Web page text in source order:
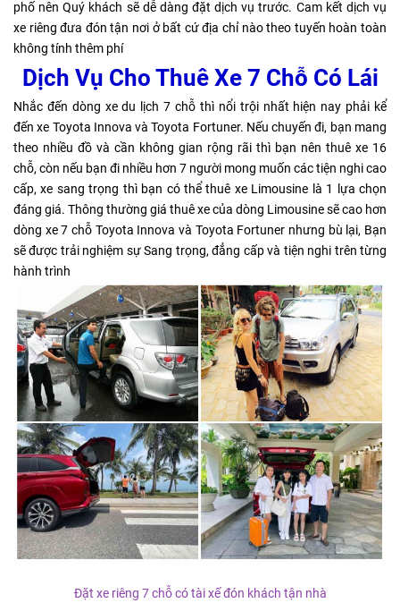
phố nên Quý khách sẽ dễ dàng đặt dịch vụ trước. Cam kết dịch vụ
xe riêng đưa đón tận nơi ở bất cứ địa chỉ nào theo tuyến hoàn toàn
không tính thêm phí
Dịch Vụ Cho Thuê Xe 7 Chỗ Có Lái
Nhắc đến dòng xe du lịch 7 chỗ thì nổi trội nhất hiện nay phải kể
đến xe Toyota Innova và Toyota Fortuner. Nếu chuyến đi, bạn mang
theo nhiều đồ và cần không gian rộng rãi thì bạn nên thuê xe 16
chỗ, còn nếu bạn đi nhiều hơn 7 người mong muốn các tiện nghi cao
cấp, xe sang trọng thì bạn có thể thuê xe Limousine là 1 lựa chọn
đáng giá. Thông thường giá thuê xe của dòng Limousine sẽ cao hơn
dòng xe 7 chỗ Toyota Innova và Toyota Fortuner nhưng bù lại, Bạn
sẽ được trải nghiệm sự Sang trọng, đẳng cấp và tiện nghi trên từng
hành trình
Đặt xe riêng 7 chỗ có tài xế đón khách tận nhà